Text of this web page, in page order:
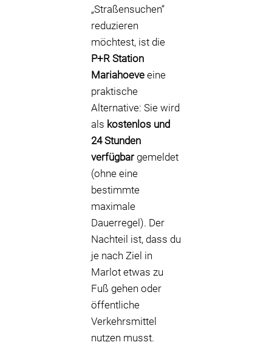
„Straßensuchen“
reduzieren
möchtest, ist die
P+R Station
Mariahoeve eine
praktische
Alternative: Sie wird
als kostenlos und
24 Stunden
verfügbargemeldet
(ohne eine
bestimmte
maximale
Dauerregel). Der
Nachteil ist, dass du
je nach Ziel in
Marlot etwas zu
Fuß gehen oder
öffentliche
Verkehrsmittel
nutzen musst.